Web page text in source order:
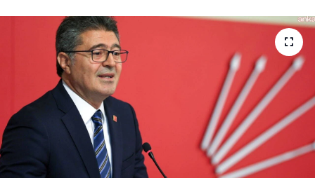
KÜLTÜR SANAT
MAGAZİN
POLİTİKA
SAĞLIK